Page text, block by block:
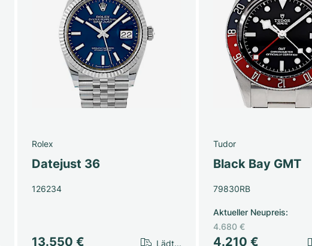
Rolex
Datejust 36
126234
13.550 € Lädt...
Tudor
Black Bay GMT
79830RB
4.210 €
Aktueller Neupreis:
4.680 €